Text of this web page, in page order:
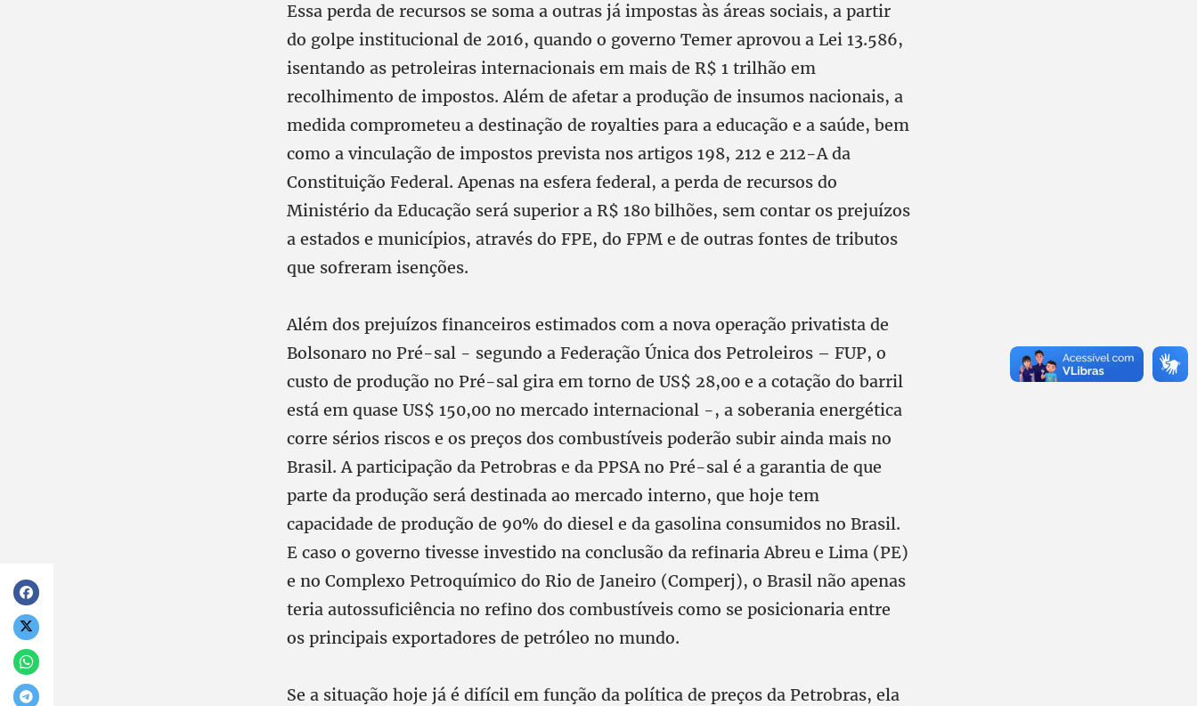
Essa perda de recursos se soma a outras já impostas às áreas sociais, a partir
do golpe institucional de 2016, quando o governo Temer aprovou a Lei 13.586,
isentando as petroleiras internacionais em mais de R$ 1 trilhão em
recolhimento de impostos. Além de afetar a produção de insumos nacionais, a
medida comprometeu a destinação de royalties para a educação e a saúde, bem
como a vinculação de impostos prevista nos artigos 198, 212 e 212-A da
Constituição Federal. Apenas na esfera federal, a perda de recursos do
Ministério da Educação será superior a R$ 180 bilhões, sem contar os prejuízos
a estados e municípios, através do FPE, do FPM e de outras fontes de tributos
que sofreram isenções.
Além dos prejuízos financeiros estimados com a nova operação privatista de
Bolsonaro no Pré-sal - segundo a Federação Única dos Petroleiros – FUP, o
custo de produção no Pré-sal gira em torno de US$ 28,00 e a cotação do barril
está em quase US$ 150,00 no mercado internacional -, a soberania energética
corre sérios riscos e os preços dos combustíveis poderão subir ainda mais no
Brasil. A participação da Petrobras e da PPSA no Pré-sal é a garantia de que
parte da produção será destinada ao mercado interno, que hoje tem
capacidade de produção de 90% do diesel e da gasolina consumidos no Brasil.
E caso o governo tivesse investido na conclusão da refinaria Abreu e Lima (PE)
e no Complexo Petroquímico do Rio de Janeiro (Comperj), o Brasil não apenas
teria autossuficiência no refino dos combustíveis como se posicionaria entre
os principais exportadores de petróleo no mundo.
Se a situação hoje já é difícil em função da política de preços da Petrobras, ela